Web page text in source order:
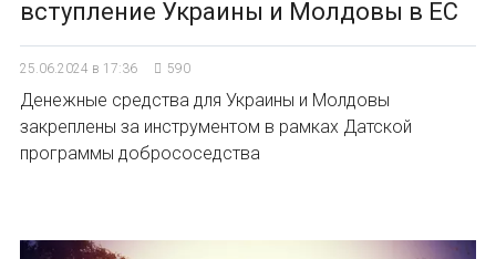
вступление Украины и Молдовы в ЕС
25.06.2024 в 17:36 590
Денежные средства для Украины и Молдовы
закреплены за инструментом в рамках Датской
программы добрососедства